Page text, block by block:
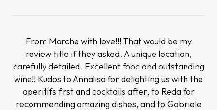
From Marche with love!!! That would be my
review title if they asked. A unique location,
carefully detailed. Excellent food and outstanding
wine!! Kudos to Annalisa for delighting us with the
aperitifs first and cocktails after, to Reda for
recommending amazing dishes, and to Gabriele